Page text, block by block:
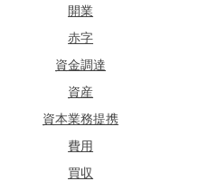
開業
赤字
資金調達
資産
資本業務提携
費用
買収